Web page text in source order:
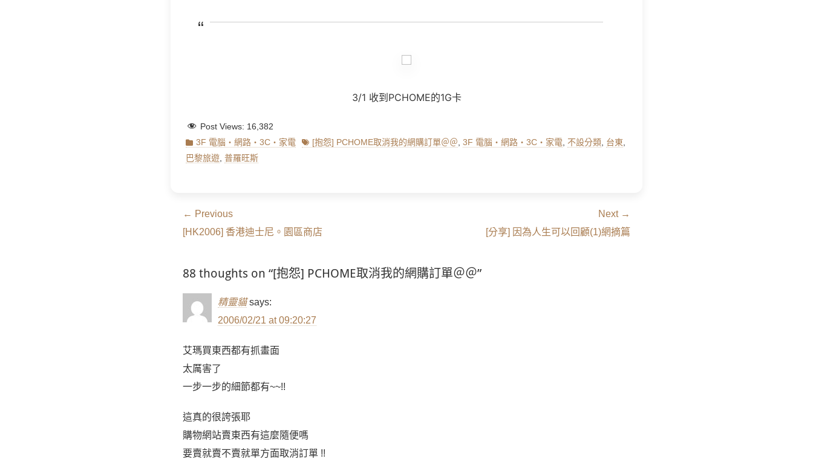
3/1 收到 PCHOME的1G卡
Post Views: 16,382
Categories
3F 電腦‧網路‧3C‧家電 Tags[抱怨] PCHOME取消我的網購訂單＠＠ 3F 電腦‧網路‧3C‧家電 不設分類 台東
巴黎旅遊 普羅旺斯
文
章
覽
← Previous
Previous
[HK2006] 香港迪士尼。園區商店
Next →
[分享] 因為人生可以回顧(1)網摘篇
88 thoughts on “[抱怨] PCHOME取消我的網購訂單＠＠”
精靈貓 says:
2006/02/21 at 09:20:27
艾瑪買東西都有抓畫面
太厲害了
一步一步的細節都有~~!!
這真的很誇張耶
購物網站賣東西有這麼隨便嗎
要賣就賣不賣就單方面取消訂單 !!